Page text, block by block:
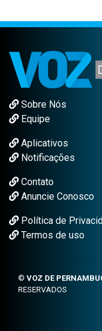
Sobre Nós
Equipe
Aplicativos
Notificações
Contato
Anuncie Conosco
Política de
Termos de uso
© VOZ DE
RESERVADOS